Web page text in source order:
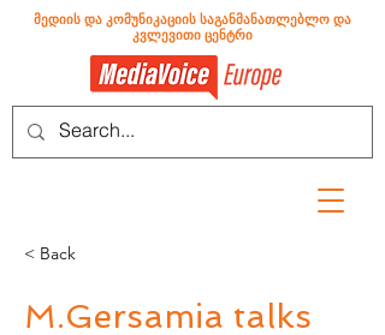
მედიის და კომუნიკაციის საგანმანათლებლო და
კვლევითი ცენტრი
< Back
M.Gersamia talks